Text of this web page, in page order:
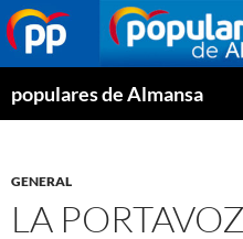
populares de Almansa
GENERAL
LA